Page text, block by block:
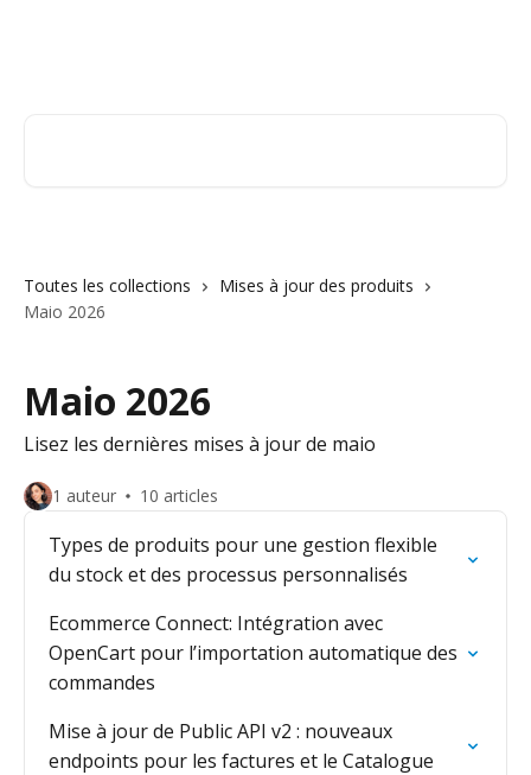
Toutes les collections
Mises à jour des produits
Maio 2026
Maio 2026
Lisez les dernières mises à jour de maio
1 auteur 10 articles
Types de produits pour une gestion flexible
du stock et des processus personnalisés
Ecommerce Connect: Intégration avec
OpenCart pour l’importation automatique des
commandes
Mise à jour de Public API v2 : nouveaux
endpoints pour les factures et le Catalogue